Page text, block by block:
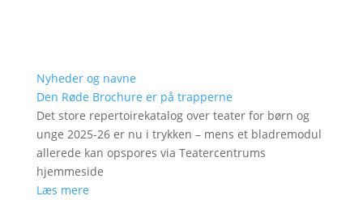
Nyheder og navne
Den Røde Brochure er på trapperne
Det store repertoirekatalog over teater for børn og
unge 2025-26 er nu i trykken – mens et bladremodul
allerede kan opspores via Teatercentrums
hjemmeside
Læs mere